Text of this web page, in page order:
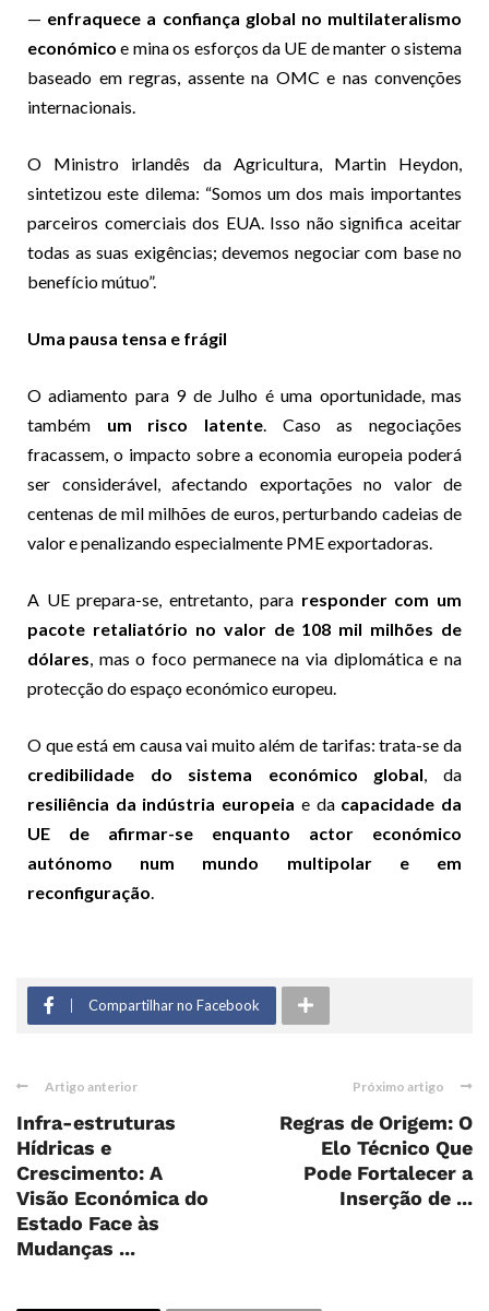
— enfraquece a confiança global no multilateralismo
económico e mina os esforços da UE de manter o sistema
baseado em regras, assente na OMC e nas convenções
internacionais.
O Ministro irlandês da Agricultura, Martin Heydon,
sintetizou este dilema: “Somos um dos mais importantes
parceiros comerciais dos EUA. Isso não significa aceitar
todas as suas exigências; devemos negociar com base no
benefício mútuo”.
Uma pausa tensa e frágil
O adiamento para 9 de Julho é uma oportunidade, mas
também um risco latente. Caso as negociações
fracassem, o impacto sobre a economia europeia poderá
ser considerável, afectando exportações no valor de
centenas de mil milhões de euros, perturbando cadeias de
valor e penalizando especialmente PME exportadoras.
A UE prepara-se, entretanto, para responder com um
pacote retaliatório no valor de 108 mil milhões de
dólares, mas o foco permanece na via diplomática e na
protecção do espaço económico europeu.
O que está em causa vai muito além de tarifas: trata-se da
credibilidade do sistema económico global, da
resiliência da indústria europeia e da capacidade da
UE de afirmar-se enquanto actor económico
autónomo num mundo multipolar e em
reconfiguração.
Compartilhar no Facebook
Artigo anterior
Infra-estruturas
Hídricas e
Crescimento: A
Visão Económica do
Estado Face às
Mudanças ...
Próximo artigo
Regras de Origem: O
Elo Técnico Que
Pode Fortalecer a
Inserção de ...